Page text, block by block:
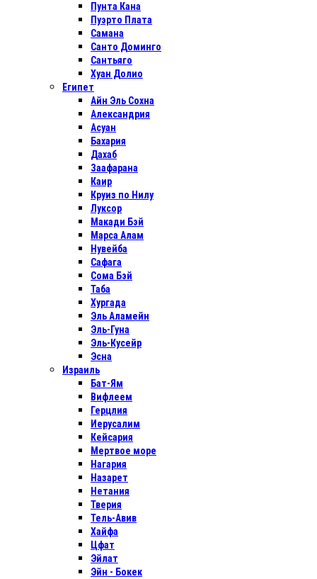
Пунта Кана
Пуэрто Плата
Самана
Санто Доминго
Сантьяго
Хуан Долио
Египет
Айн Эль Сохна
Александрия
Асуан
Бахария
Дахаб
Заафарана
Каир
Круиз по Нилу
Луксор
Макади Бэй
Марса Алам
Нувейба
Сафага
Сома Бэй
Таба
Хургада
Эль Аламейн
Эль-Гуна
Эль-Кусейр
Эсна
Израиль
Бат-Ям
Вифлеем
Герцлия
Иерусалим
Кейсария
Мертвое море
Нагария
Назарет
Нетания
Тверия
Тель-Авив
Хайфа
Цфат
Эйлат
Эйн - Бокек